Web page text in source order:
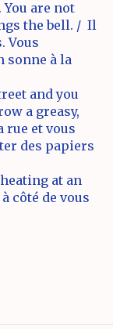
are not
the bell. / Il
Vous
sonne à la
and you
a greasy,
rue et vous
des papiers
at an
côté de vous